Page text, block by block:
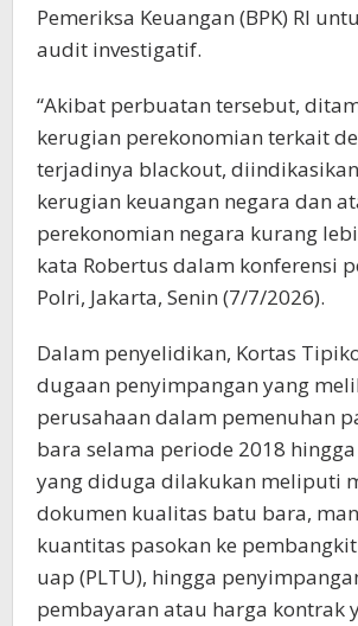
Pemeriksa Keuangan (BPK) RI
audit investigatif.
“Akibat perbuatan tersebut,
kerugian perekonomian terkait
terjadinya blackout,
kerugian keuangan negara dan
perekonomian negara kurang
kata Robertus dalam konferensi
Polri, Jakarta, Senin (7/7/2026).
Dalam penyelidikan, Kortas
dugaan penyimpangan yang
perusahaan dalam pemenuhan
bara selama periode 2018
yang diduga dilakukan meliputi
dokumen kualitas batu bara,
kuantitas pasokan ke
uap (PLTU), hingga
pembayaran atau harga kontrak